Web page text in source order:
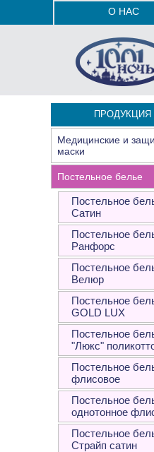
О НАС
ПРОДУКЦИЯ
Медицинские и
маски
Постельное белье
Постельное
Сатин
Постельное
Ранфорс
Постельное
Велюр
Постельное
GOLD LUX
Постельное
"Люкс"
Постельное
флисовое
Постельное
однотонное
Постельное
Страйп сатин